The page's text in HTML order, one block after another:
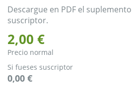
Descargue en PDF el
suscriptor.
2,00 €
Precio normal
Si fueses suscriptor
0,00 €